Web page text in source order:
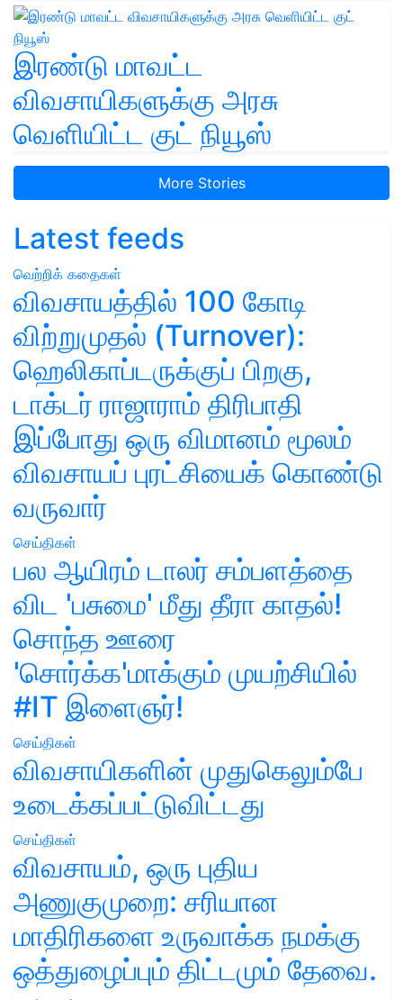
இரண்டு மாவட்ட
விவசாயிகளுக்கு அரசு
வெளியிட்ட குட் நியூஸ்
More Stories
Latest feeds
வெற்றிக் கதைகள்
விவசாயத்தில் 100 கோடி
விற்றுமுதல் (Turnover):
ஹெலிகாப்டருக்குப் பிறகு,
டாக்டர் ராஜாராம் திரிபாதி
இப்போது ஒரு விமானம் மூலம்
விவசாயப் புரட்சியைக் கொண்டு
வருவார்
செய்திகள்
பல ஆயிரம் டாலர் சம்பளத்தை
விட 'பசுமை' மீது தீரா காதல்!
சொந்த ஊரை
'சொர்க்க'மாக்கும் முயற்சியில்
#IT இளைஞர்!
செய்திகள்
விவசாயிகளின் முதுகெலும்பே
உடைக்கப்பட்டுவிட்டது
செய்திகள்
விவசாயம், ஒரு புதிய
அணுகுமுறை: சரியான
மாதிரிகளை உருவாக்க நமக்கு
ஒத்துழைப்பும் திட்டமும் தேவை.